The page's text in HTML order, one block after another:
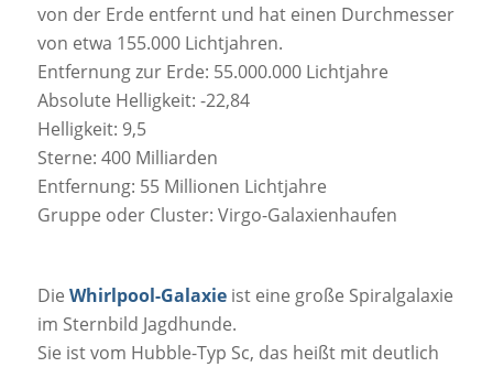
von der Erde entfernt und hat einen Durchmesser
von etwa 155.000 Lichtjahren.
Entfernung zur Erde: 55.000.000 Lichtjahre
Absolute Helligkeit: -22,84
Helligkeit: 9,5
Sterne: 400 Milliarden
Entfernung: 55 Millionen Lichtjahre
Gruppe oder Cluster: Virgo-Galaxienhaufen
Die Whirlpool-Galaxieist eine große Spiralgalaxie
im Sternbild Jagdhunde.
Sie ist vom Hubble-Typ Sc, das heißt mit deutlich